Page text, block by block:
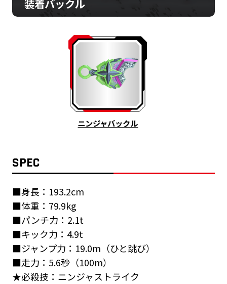
装着バックル
ニンジャバックル
SPEC
■身長：193.2cm
■体重：79.9kg
■パンチ力：2.1t
■キック力：4.9t
■ジャンプ力：19.0m（ひと跳び）
■走力：5.6秒（100m）
★必殺技：ニンジャストライク